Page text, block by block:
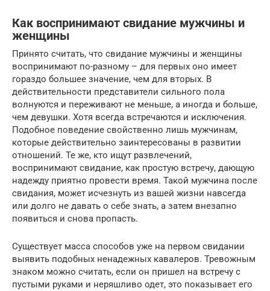
Как воспринимают свидание мужчины и
женщины
Принято считать, что свидание мужчины и женщины
воспринимают по-разному – для первых оно имеет
гораздо большее значение, чем для вторых. В
действительности представители сильного пола
волнуются и переживают не меньше, а иногда и больше,
чем девушки. Хотя всегда встречаются и исключения.
Подобное поведение свойственно лишь мужчинам,
которые действительно заинтересованы в развитии
отношений. Те же, кто ищут развлечений,
воспринимают свидание, как простую встречу, дающую
надежду приятно провести время. Такой мужчина после
свидания, может исчезнуть из вашей жизни навсегда
или долго не давать о себе знать, а затем внезапно
появиться и снова пропасть.
Существует масса способов уже на первом свидании
выявить подобных ненадежных кавалеров. Тревожным
знаком можно считать, если он пришел на встречу с
пустыми руками и неряшливо одет, это показывает его